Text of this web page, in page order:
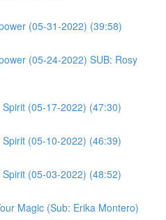
(05-31-2022) (39:58)
(05-24-2022) SUB: Rosy
(05-17-2022) (47:30)
(05-10-2022) (46:39)
(05-03-2022) (48:52)
Magic (Sub: Erika Montero)